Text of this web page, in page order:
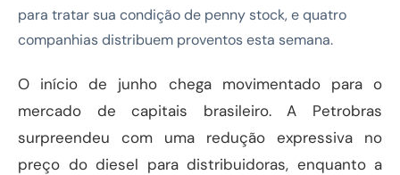
para tratar sua condição de penny stock, e quatro
companhias distribuem proventos esta semana.
O início de junho chega movimentado para o
mercado de capitais brasileiro. A Petrobras
surpreendeu com uma redução expressiva no
preço do diesel para distribuidoras, enquanto a